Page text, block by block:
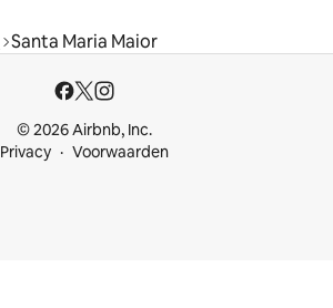
Santa Maria Maior
© 2026 Airbnb, Inc.
Privacy
Voorwaarden